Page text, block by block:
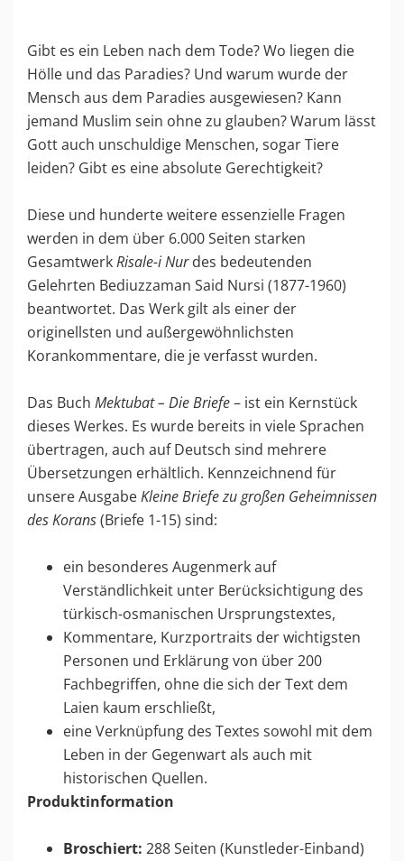
Gibt es ein Leben nach dem Tode? Wo liegen die
Hölle und das Paradies? Und warum wurde der
Mensch aus dem Paradies ausgewiesen? Kann
jemand Muslim sein ohne zu glauben? Warum lässt
Gott auch unschuldige Menschen, sogar Tiere
leiden? Gibt es eine absolute Gerechtigkeit?
Diese und hunderte weitere essenzielle Fragen
werden in dem über 6.000 Seiten starken
GesamtwerkRisale-i Nurdes bedeutenden
Gelehrten Bediuzzaman Said Nursi (1877-1960)
beantwortet. Das Werk gilt als einer der
originellsten und außergewöhnlichsten
Korankommentare, die je verfasst wurden.
Das Buch Mektubat – Die Briefe– ist ein Kernstück
dieses Werkes. Es wurde bereits in viele Sprachen
übertragen, auch auf Deutsch sind mehrere
Übersetzungen erhältlich. Kennzeichnend für
unsere AusgabeKleine Briefe zu großen Geheimnissen
des Korans(Briefe 1-15) sind:
ein besonderes Augenmerk auf
Verständlichkeit unter Berücksichtigung des
türkisch-osmanischen Ursprungstextes,
Kommentare, Kurzportraits der wichtigsten
Personen und Erklärung von über 200
Fachbegriffen, ohne die sich der Text dem
Laien kaum erschließt,
eine Verknüpfung des Textes sowohl mit dem
Leben in der Gegenwart als auch mit
historischen Quellen.
Produktinformation
Broschiert: 288 Seiten (Kunstleder-Einband)